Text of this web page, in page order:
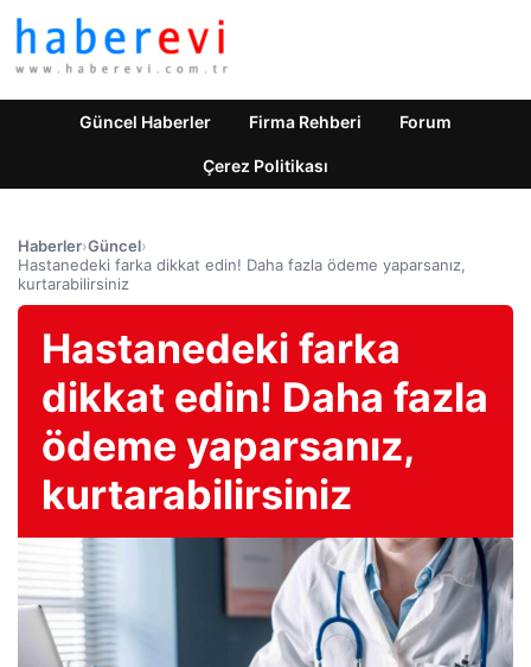
Güncel Haberler Firma Rehberi Forum
Çerez Politikası
Haberler›Güncel›
Hastanedeki farka dikkat edin! Daha fazla ödeme yaparsanız,
kurtarabilirsiniz
Hastanedeki farka
dikkat edin! Daha fazla
ödeme yaparsanız,
kurtarabilirsiniz